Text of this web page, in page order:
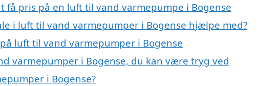
få pris på en luft til vand varmepumpe i Bogense
i luft til vand varmepumper i Bogense hjælpe med?
luft til vand varmepumper i Bogense
varmepumper i Bogense, du kan være tryg ved
i Bogense?